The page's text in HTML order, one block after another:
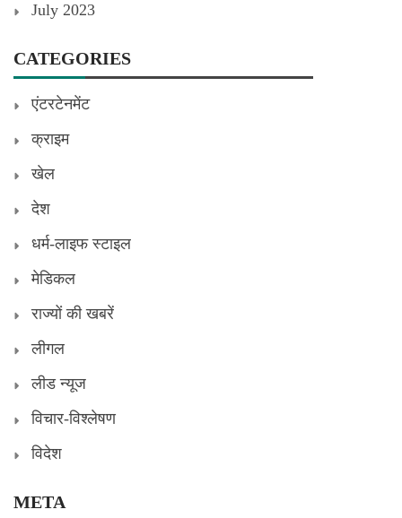
July 2023
CATEGORIES
एंटरटेनमेंट
क्राइम
खेल
देश
धर्म-लाइफ स्टाइल
मेडिकल
राज्यों की खबरें
लीगल
लीड न्यूज
विचार-विश्लेषण
विदेश
META